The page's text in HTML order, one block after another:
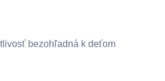
bezohľadná k deťom